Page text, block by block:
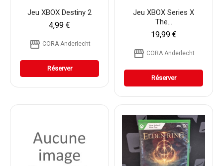
Jeu XBOX Destiny 2
4,99 €
storefront CORA Anderlecht
Réserver
Jeu XBOX Series X
The...
19,99 €
storefront CORA Anderlecht
Réserver